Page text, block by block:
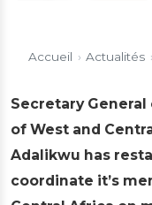
Accueil › Actualités ›
Secretary
of West and
Adalikwu has
coordinate it’s